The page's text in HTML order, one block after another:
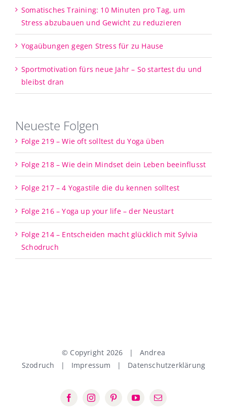
Somatisches Training: 10 Minuten pro Tag, um
Stress abzubauen und Gewicht zu reduzieren
Yogaübungen gegen Stress für zu Hause
Sportmotivation fürs neue Jahr – So startest du und
bleibst dran
Neueste Folgen
Folge 219 – Wie oft solltest du Yoga üben
Folge 218 – Wie dein Mindset dein Leben beeinflusst
Folge 217 – 4 Yogastile die du kennen solltest
Folge 216 – Yoga up your life – der Neustart
Folge 214 – Entscheiden macht glücklich mit Sylvia
Schodruch
© Copyright 2026 | Andrea
Szodruch | Impressum | Datenschutzerklärung
FacebookInstagramPinterestYouTube
E-